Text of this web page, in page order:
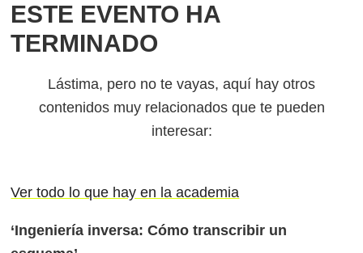
ESTE EVENTO HA
TERMINADO
Lástima, pero no te vayas, aquí hay otros
contenidos muy relacionados que te pueden
interesar:
Ver todo lo que hay en la academia
‘Ingeniería inversa: Cómo transcribir un